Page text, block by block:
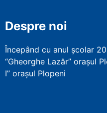
Despre noi
Începând cu anul școlar
“Gheorghe Lazăr” orașul
I” orașul Plopeni